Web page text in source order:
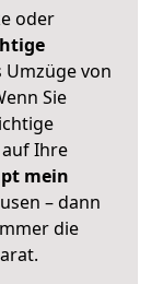
oder
Umzüge von
Sie
Ihre
mein
– dann
die